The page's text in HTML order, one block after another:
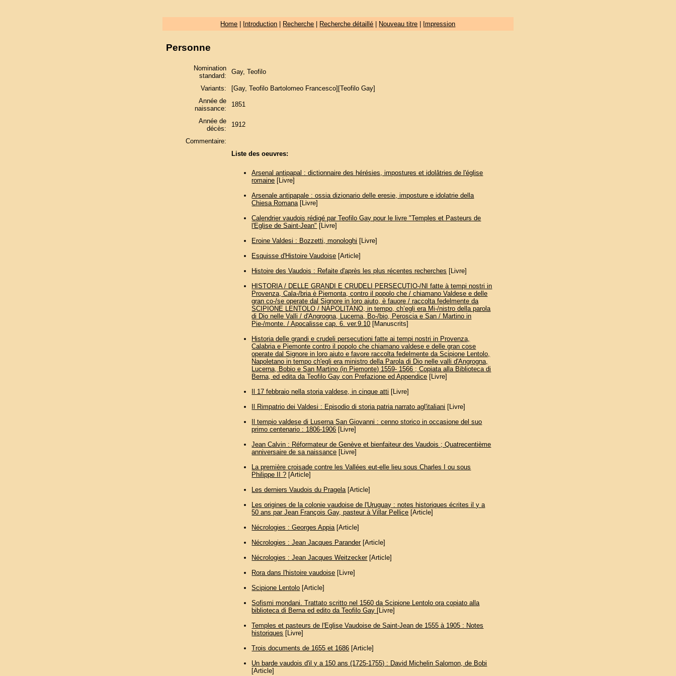
Home Introduction Recherche Recherche détaillé Nouveau titre Impression
Personne
Nomination
standard:
Gay, Teofilo
Variants:
[Gay, Teofilo Bartolomeo Francesco][Teofilo Gay]
Année de
naissance:
1851
Année de
décès:
1912
Commentaire:
Liste des oeuvres:
Arsenal antipapal : dictionnaire des hérésies, impostures et idolâtries de l'église
romaine [Livre]
Arsenale antipapale : ossia dizionario delle eresie, imposture e idolatrie della
Chiesa Romana[Livre]
Calendrier vaudois rédigé par Teofilo Gay pour le livre "Temples et Pasteurs de
l'Eglise de Saint-Jean" [Livre]
Eroine Valdesi : Bozzetti, monologhi [Livre]
Esquisse d'Histoire Vaudoise [Article]
Histoire des Vaudois : Refaite d'après les plus récentes recherches [Livre]
HISTORIA / DELLE GRANDI E CRUDELI PERSECUTIO-/NI fatte à tempi nostri in
Provenza, Cala-/bria è Piemonta, contro il popolo che / chiamano Valdese e delle
gran co-/se operate dal Signore in loro aiuto, è fauore / raccolta fedelmente da
SCIPIONE LENTOLO / NAPOLITANO, in tempo, ch’egli era Mi-/nistro della parola
di Dio nelle Valli / d'Angrogna, Lucerna, Bo-/bio, Peroscia e San / Martino in
Pie-/monte. / Apocalisse cap. 6. ver.9.10 [Manuscrits]
Historia delle grandi e crudeli persecutioni fatte ai tempi nostri in Provenza,
Calabria e Piemonte contro il popolo che chiamano valdese e delle gran cose
operate dal Signore in loro aiuto e favore raccolta fedelmente da Scipione Lentolo,
Napoletano in tempo ch'egli era ministro della Parola di Dio nelle valli d'Angrogna,
Lucerna, Bobio e San Martino (in Piemonte) 1559- 1566 ; Copiata alla Biblioteca di
Berna, ed edita da Teofilo Gay con Prefazione ed Appendice [Livre]
Il 17 febbraio nella storia valdese, in cinque atti [Livre]
Il Rimpatrio dei Valdesi : Episodio di storia patria narrato agl'italiani [Livre]
Il tempio valdese di Luserna San Giovanni : cenno storico in occasione del suo
primo centenario : 1806-1906 [Livre]
Jean Calvin : Réformateur de Genève et bienfaiteur des Vaudois ; Quatrecentième
anniversaire de sa naissance [Livre]
La première croisade contre les Vallées eut-elle lieu sous Charles I ou sous
Philippe II ? [Article]
Les derniers Vaudois du Pragela[Article]
Les origines de la colonie vaudoise de l'Uruguay : notes historiques écrites il y a
50 ans par Jean François Gay, pasteur à Villar Pellice [Article]
Nécrologies : Georges Appia[Article]
Nécrologies : Jean Jacques Parander[Article]
Nécrologies : Jean Jacques Weitzecker[Article]
Rora dans l'histoire vaudoise [Livre]
Scipione Lentolo [Article]
Sofismi mondani. Trattato scritto nel 1560 da Scipione Lentolo ora copiato alla
biblioteca di Berna ed edito da Teofilo Gay [Livre]
Temples et pasteurs de l'Eglise Vaudoise de Saint-Jean de 1555 à 1905 : Notes
historiques [Livre]
Trois documents de 1655 et 1686 [Article]
Un barde vaudois d'il y a 150 ans (1725-1755) : David Michelin Salomon, de Bobi
[Article]